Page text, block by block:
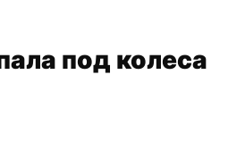
под колеса